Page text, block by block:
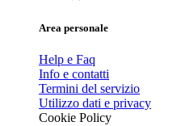
Area personale
Help e Faq
Info e contatti
Termini del servizio
Utilizzo dati e privacy
Cookie Policy